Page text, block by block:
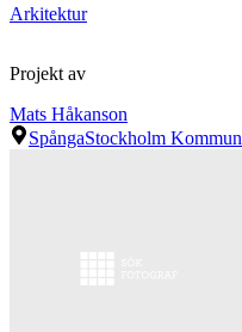
Arkitektur
Projekt av
Mats Håkanson
SpångaStockholm Kommun